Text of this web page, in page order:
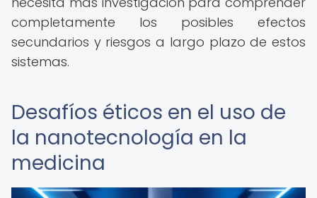
completamente los posibles efectos
secundarios y riesgos a largo plazo de estos
sistemas.
Desafíos éticos en el uso de
la nanotecnología en la
medicina